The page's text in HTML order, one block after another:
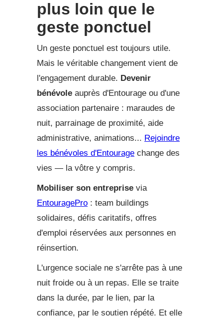
plus loin que le
geste ponctuel
Un geste ponctuel est toujours utile.
Mais le véritable changement vient de
l'engagement durable. Devenir
bénévole auprès d'Entourage ou d'une
association partenaire : maraudes de
nuit, parrainage de proximité, aide
administrative, animations... Rejoindre
les bénévoles d'Entourage change des
vies — la vôtre y compris.
Mobiliser son entreprise via
EntouragePro : team buildings
solidaires, défis caritatifs, offres
d'emploi réservées aux personnes en
réinsertion.
L'urgence sociale ne s'arrête pas à une
nuit froide ou à un repas. Elle se traite
dans la durée, par le lien, par la
confiance, par le soutien répété. Et elle